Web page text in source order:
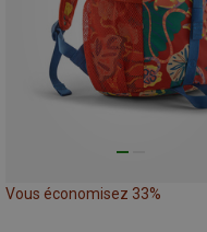
Vous économisez 33%